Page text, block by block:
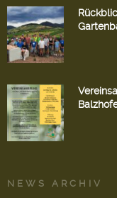
NEWS ARCHIV